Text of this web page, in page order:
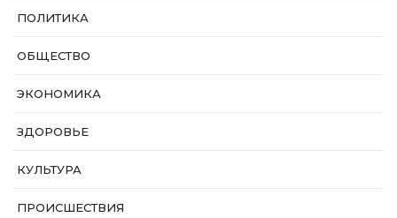
ПОЛИТИКА
ОБЩЕСТВО
ЭКОНОМИКА
ЗДОРОВЬЕ
КУЛЬТУРА
ПРОИСШЕСТВИЯ